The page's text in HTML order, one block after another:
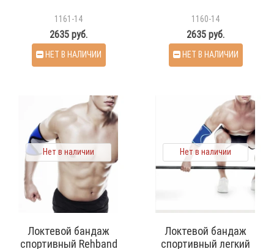
1161-14
2635 руб.
НЕТ В НАЛИЧИИ
1160-14
2635 руб.
НЕТ В НАЛИЧИИ
Нет в наличии
Локтевой бандаж
спортивный Rehband
Нет в наличии
Локтевой бандаж
спортивный легкий